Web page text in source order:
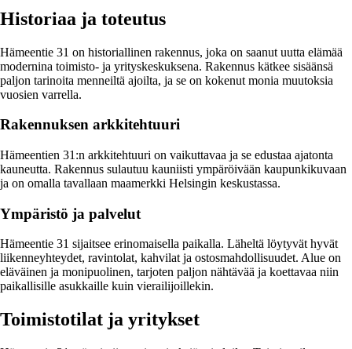
Historiaa ja toteutus
Hämeentie 31 on historiallinen rakennus, joka on saanut uutta elämää
modernina toimisto- ja yrityskeskuksena. Rakennus kätkee sisäänsä
paljon tarinoita menneiltä ajoilta, ja se on kokenut monia muutoksia
vuosien varrella.
Rakennuksen arkkitehtuuri
Hämeentien 31:n arkkitehtuuri on vaikuttavaa ja se edustaa ajatonta
kauneutta. Rakennus sulautuu kauniisti ympäröivään kaupunkikuvaan
ja on omalla tavallaan maamerkki Helsingin keskustassa.
Ympäristö ja palvelut
Hämeentie 31 sijaitsee erinomaisella paikalla. Läheltä löytyvät hyvät
liikenneyhteydet, ravintolat, kahvilat ja ostosmahdollisuudet. Alue on
eläväinen ja monipuolinen, tarjoten paljon nähtävää ja koettavaa niin
paikallisille asukkaille kuin vierailijoillekin.
Toimistotilat ja yritykset